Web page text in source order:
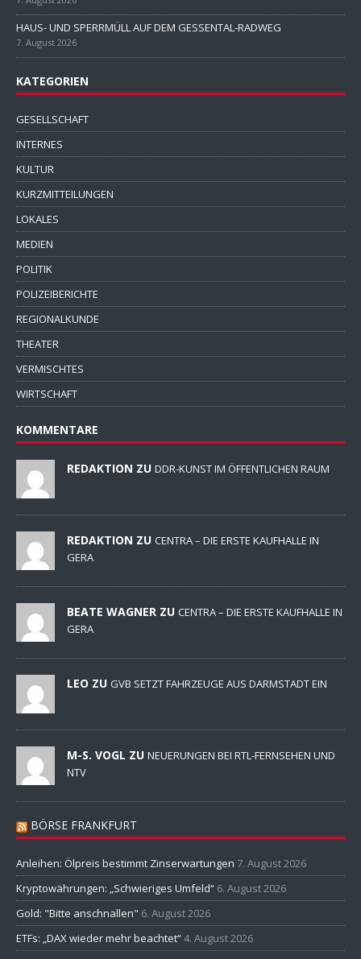
HAUS- UND SPERRMÜLL AUF DEM GESSENTAL-RADWEG
7. August 2026
KATEGORIEN
GESELLSCHAFT
INTERNES
KULTUR
KURZMITTEILUNGEN
LOKALES
MEDIEN
POLITIK
POLIZEIBERICHTE
REGIONALKUNDE
THEATER
VERMISCHTES
WIRTSCHAFT
KOMMENTARE
REDAKTION ZU DDR-KUNST IM ÖFFENTLICHEN RAUM
REDAKTION ZU CENTRA – DIE ERSTE KAUFHALLE IN
GERA
BEATE WAGNER ZU CENTRA – DIE ERSTE KAUFHALLE IN
GERA
LEO ZU GVB SETZT FAHRZEUGE AUS DARMSTADT EIN
M-S. VOGL ZU NEUERUNGEN BEI RTL-FERNSEHEN UND
NTV
BÖRSE FRANKFURT
Anleihen: Ölpreis bestimmt Zinserwartungen 7. August 2026
Kryptowährungen: „Schwieriges Umfeld“ 6. August 2026
Gold: "Bitte anschnallen" 6. August 2026
ETFs: „DAX wieder mehr beachtet“4. August 2026